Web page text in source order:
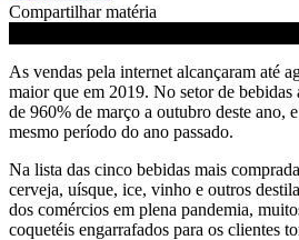
Compartilhar matéria
As vendas pela internet alcançaram até
maior que em 2019. No setor de
de 960% de março a outubro deste ano,
mesmo período do ano passado.
Na lista das cinco bebidas mais
cerveja, uísque, ice, vinho e outros
dos comércios em plena pandemia,
coquetéis engarrafados para os clientes